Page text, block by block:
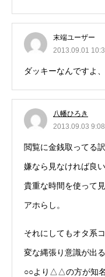
末端ユーザー
2013.09.01
ダッキーなんですよ
八幡ひろき
2013.09.03
閲覧に金銭取ってる
嫌なら見なければ良い
貴重な時間を使って
アホらし。
それにしてもオタ系
変な縄張り意識が出る
○○より△△の方が知名